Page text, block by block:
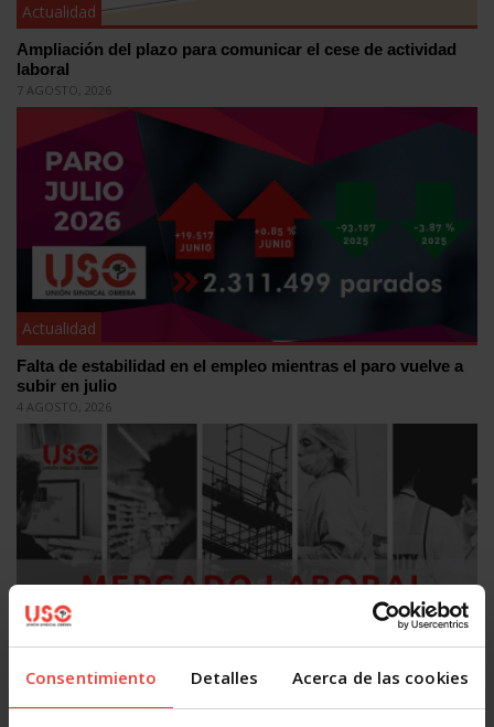
Consentimiento Detalles Acerca de las cookies
Actualidad
Ampliación del plazo para comunicar el cese de actividad
laboral
7 AGOSTO, 2026
Actualidad
Falta de estabilidad en el empleo mientras el paro vuelve a
subir en julio
4 AGOSTO, 2026
Actualidad
Mercado laboral 2026: más indefinidos sobre el papel, más